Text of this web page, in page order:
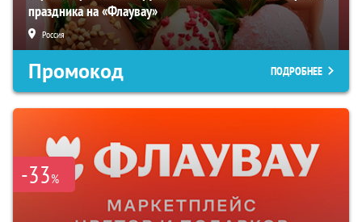
праздника на «Флаувау»
Россия
Промокод ПОДРОБНЕЕ
-33%